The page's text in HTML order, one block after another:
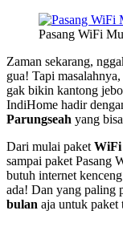
Pasang WiFi
Zaman sekarang,
gua! Tapi
gak bikin kantong
IndiHome hadir
Parungseah yang
Dari mulai paketWiFi
sampai paket Pasang
butuh internet
ada! Dan yang paling
bulan aja untuk paket